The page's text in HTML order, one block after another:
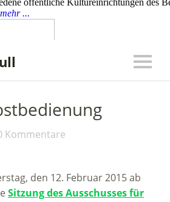
Kommentare
den 12. Februar 2015 ab
Sitzung des Ausschusses für